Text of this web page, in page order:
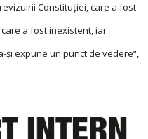
Constituţiei, care a fost
a fost inexistent, iar
expune un punct de vedere“,